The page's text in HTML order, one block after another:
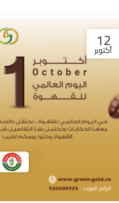
12
أكتوبر